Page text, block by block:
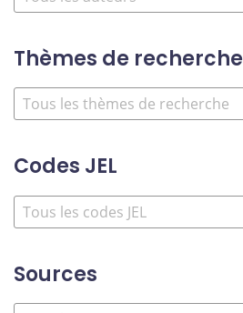
Thèmes de recherche
Codes JEL
Sources